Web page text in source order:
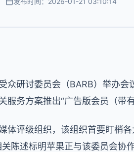
众研讨委员会（BARB）举办
务方案推出“广告版会员（带有
体评级组织，该组织首要盯梢
陈述标明苹果正与该委员会协